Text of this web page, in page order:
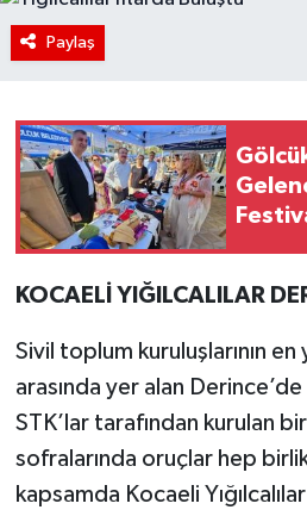
Paylaş
KOCAELİ YIĞILCALILAR
Sivil toplum kuruluşlarının
arasında yer alan Derince’de
STK’lar tarafından kurulan
sofralarında oruçlar hep
kapsamda Kocaeli